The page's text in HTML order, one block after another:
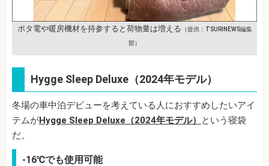
ポタ電や暖房機材を持参すると荷物量は増える （提供：TSURINEWS編集
部）
Hygge Sleep Deluxe（2024年モデル）
冬場の車中泊デビューを考えている人におすすめしたいアイ
テムがHygge Sleep Deluxe（2024年モデル）
という寝袋
だ。
-16℃でも使用可能